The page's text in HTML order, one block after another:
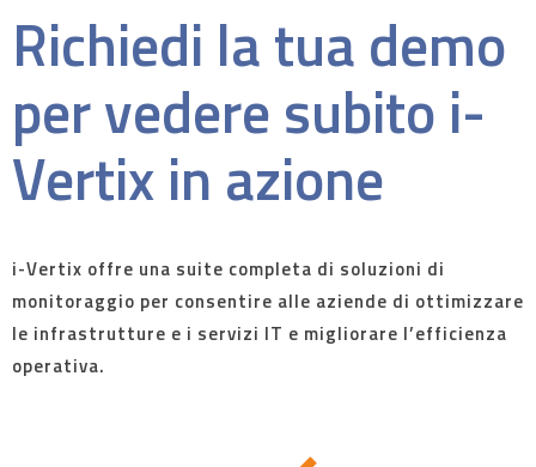
Richiedi la tua demo
per vedere subito i-
Vertix in azione
i-Vertix offre una suite completa di soluzioni di
monitoraggio per consentire alle aziende di ottimizzare
le infrastrutture e i servizi IT e migliorare l’efficienza
operativa.